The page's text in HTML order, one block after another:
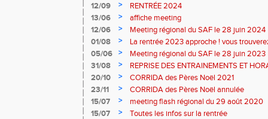
12/09
>
RENTRÉE 2024
13/06
>
affiche meeting
12/06
>
Meeting régional du SAF le 28 juin 2024
01/08
>
La rentrée 2023 approche ! vous
qui suit sinon, rendez-vous au forum des
septembre 2023 à la Plaine des Sports
05/06 >
Meeting régional du SAF le 28 juin 2023
31/08
>
REPRISE DES ENTRAINEMENTS ET
20/10
>
CORRIDA des Pères Noël 2021
23/11
>
CORRIDA des Pères Noël annulée
15/07
>
meeting flash régional du 29 août 2020
15/07
>
Toutes les infos sur la rentrée